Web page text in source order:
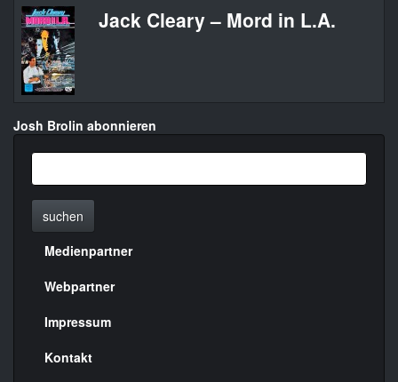
Jack Cleary – Mord in L.A.
Josh Brolin abonnieren
suchen
Menülinks
rechte
Seite
Medienpartner
Webpartner
Impressum
Kontakt